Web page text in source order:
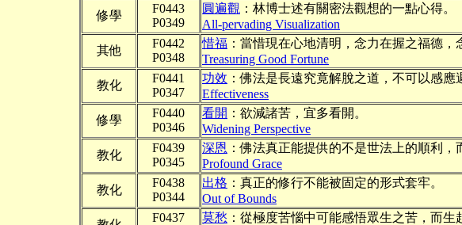
修學
F0443
P0349
圓遍觀 ：林博士述有關密法觀想的一點心得。
All-pervading Visualization
其他
F0442
P0348
惜福 ：當惜現在心地清明，念力在握之福德
Treasuring Good Fortune
教化
F0441
P0347
功效 ：佛法是長遠究竟解脫之道，不可以感應
Effectiveness
修學
F0440
P0346
看開 ：欲減諸苦，宜多看開。
Widening Perspective
教化
F0439
P0345
深恩 ：佛法真正能提供的不是世法上的順利，
Profound Grace
教化
F0438
P0344
出格 ：真正的修行不能被固定的形式套牢。
Out of Bounds
F0437
莫愁 ：從極度苦惱中可能感悟眾生之苦，而生